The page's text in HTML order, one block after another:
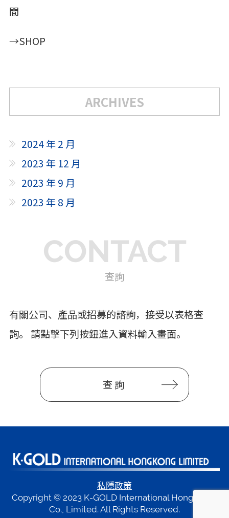
間
→SHOP
ARCHIVES
2024 年 2 月
2023 年 12 月
2023 年 9 月
2023 年 8 月
CONTACT
查詢
有關公司、產品或招募的諮詢，接受以表格查
詢。 請點擊下列按鈕進入資料輸入畫面。
查詢
Copyright © 2023 K-GOLD International Hong Kong
Co., Limited. All Rights Reserved.
私隱政策